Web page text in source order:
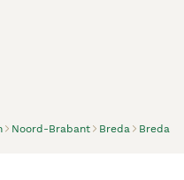
Noord-Brabant Breda Breda